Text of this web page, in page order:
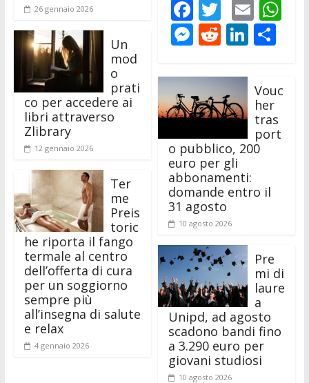
26 gennaio 2026
Un
mod
o
prati
co per accedere ai
libri attraverso
Zlibrary
12 gennaio 2026
Ter
me
Preis
toric
he riporta il fango
termale al centro
dell’offerta di cura
per un soggiorno
sempre più
all’insegna di salute
e relax
4 gennaio 2026
F
ac
e
b
o
o
k
T
w
itt
er
E
m
ai
A
M
ss
e
n
g
er
R
d
di
t
Li
k
e
dI
n
di
vi
di
Vouc
her
tras
port
o pubblico, 200
euro per gli
abbonamenti:
domande entro il
31 agosto
10 agosto 2026
Pre
mi di
laure
a
Unipd, ad agosto
scadono bandi fino
a 3.290 euro per
giovani studiosi
10 agosto 2026